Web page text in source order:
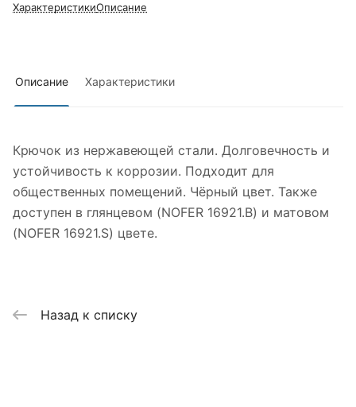
ХарактеристикиОписание
Описание Характеристики
Крючок из нержавеющей стали. Долговечность и
устойчивость к коррозии. Подходит для
общественных помещений. Чёрный цвет. Также
доступен в глянцевом (NOFER 16921.B) и матовом
(NOFER 16921.S) цвете.
Назад к списку